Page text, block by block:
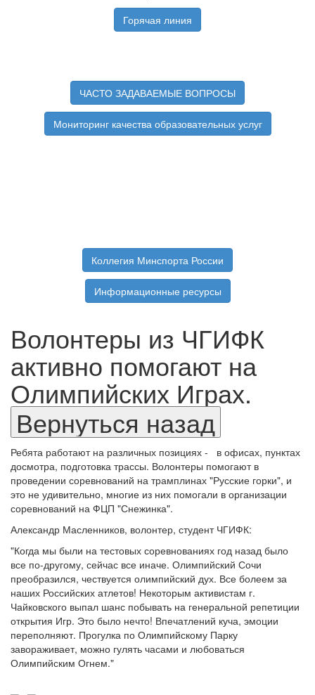
Горячая линия
ЧАСТО ЗАДАВАЕМЫЕ ВОПРОСЫ
Мониторинг качества образовательных услуг
Коллегия Минспорта России
Информационные ресурсы
Волонтеры из ЧГИФК
активно помогают на
Олимпийских Играх.
Ребята работают на различных позициях -
в офисах, пунктах
досмотра, подготовка трассы. Волонтеры помогают в
проведении соревнований на трамплинах "Русские горки", и
это не удивительно, многие из них помогали в организации
соревнований на ФЦП "Снежинка".
Александр Масленников, волонтер, студент ЧГИФК:
"Когда мы были на тестовых соревнованиях год назад было
все по-другому, сейчас все иначе. Олимпийский Сочи
преобразился, чествуется олимпийский дух. Все болеем за
наших Российских атлетов! Некоторым активистам г.
Чайковского выпал шанс побывать на генеральной репетиции
открытия Игр. Это было нечто! Впечатлений куча, эмоции
переполняют. Прогулка по Олимпийскому Парку
завораживает, можно гулять часами и любоваться
Олимпийским Огнем."